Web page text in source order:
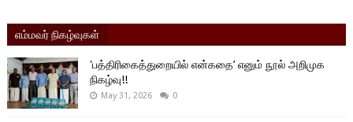
எம்மவர் நிகழ்வுகள்
'பத்திரிகைத்துறையில் என்கதை’ எனும் நூல் அறிமுக
நிகழ்வு!!
May 31, 2026 0